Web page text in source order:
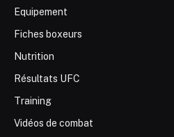
Equipement
Fiches boxeurs
Nutrition
Résultats UFC
Training
Vidéos de combat